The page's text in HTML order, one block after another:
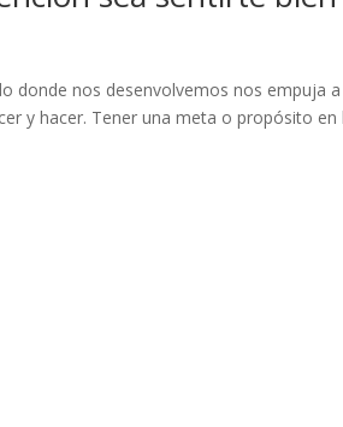
donde nos desenvolvemos nos empuja
y hacer. Tener una meta o propósito